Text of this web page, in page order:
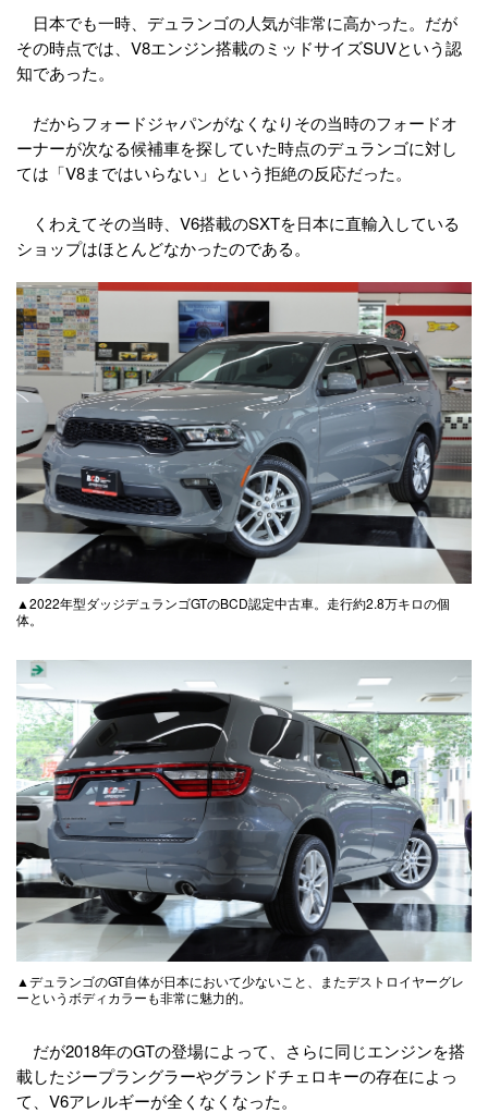
日本でも一時、デュランゴの人気が非常に高かった。だが
その時点では、V8エンジン搭載のミッドサイズSUVという認
知であった。
だからフォードジャパンがなくなりその当時のフォードオ
ーナーが次なる候補車を探していた時点のデュランゴに対し
ては「V8まではいらない」という拒絶の反応だった。
くわえてその当時、V6搭載のSXTを日本に直輸入している
ショップはほとんどなかったのである。
▲2022年型ダッジデュランゴGTのBCD認定中古車。走行約2.8万キロの個
体。
▲デュランゴのGT自体が日本において少ないこと、またデストロイヤーグレ
ーというボディカラーも非常に魅力的。
だが2018年のGTの登場によって、さらに同じエンジンを搭
載したジープラングラーやグランドチェロキーの存在によっ
て、V6アレルギーが全くなくなった。